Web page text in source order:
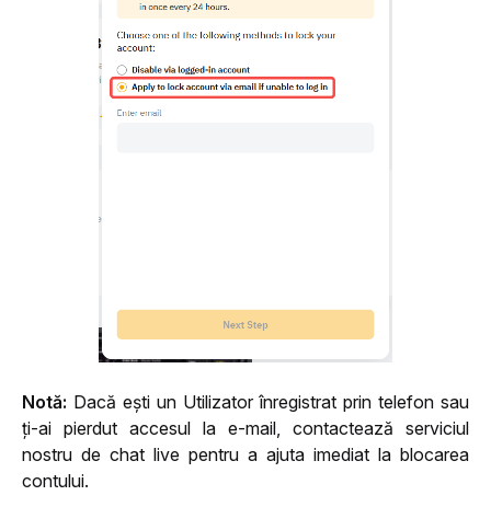
Notă: Dacă ești un Utilizator înregistrat prin telefon sau
ți-ai pierdut accesul la e-mail, contactează serviciul
nostru de chat live pentru a ajuta imediat la blocarea
contului.